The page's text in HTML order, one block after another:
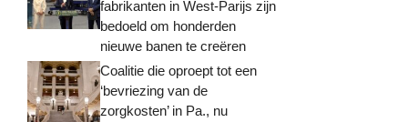
fabrikanten in West-Parijs zijn
bedoeld om honderden
nieuwe banen te creëren
Coalitie die oproept tot een
‘bevriezing van de
zorgkosten’ in Pa., nu